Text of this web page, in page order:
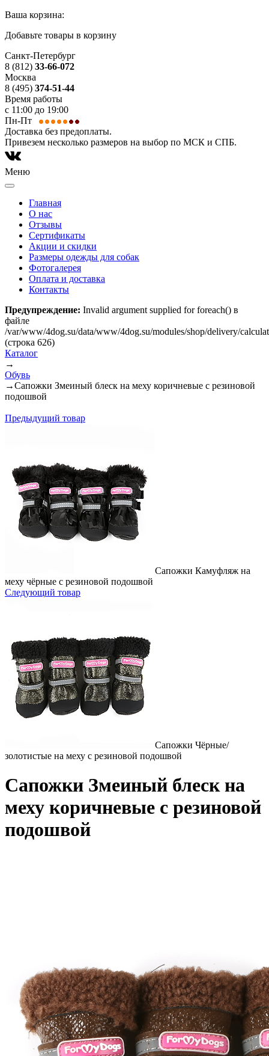
Ваша корзина:
Добавьте товары в корзину
Санкт-Петербург
8 (812) 33-66-072
Москва
8 (495) 374-51-44
Время работы
с 11:00 до 19:00
Пн-Пт
Доставка без предоплаты.
Привезем несколько размеров на выбор по МСК и СПБ.
Меню
Главная
О нас
Отзывы
Сертификаты
Акции и скидки
Размеры одежды для собак
Фотогалерея
Оплата и доставка
Контакты
Предупреждение: Invalid argument supplied for foreach() в
файле
/var/www/4dog.su/data/www/4dog.su/modules/shop/delivery/
(строка 626)
Каталог
→
Обувь
→Сапожки Змеиный блеск на меху коричневые с резиновой
подошвой
Предыдущий товар
Сапожки Камуфляж на
меху чёрные с резиновой подошвой
Следующий товар
Сапожки Чёрные/
золотистые на меху с резиновой подошвой
Сапожки Змеиный блеск на
меху коричневые с резиновой
подошвой